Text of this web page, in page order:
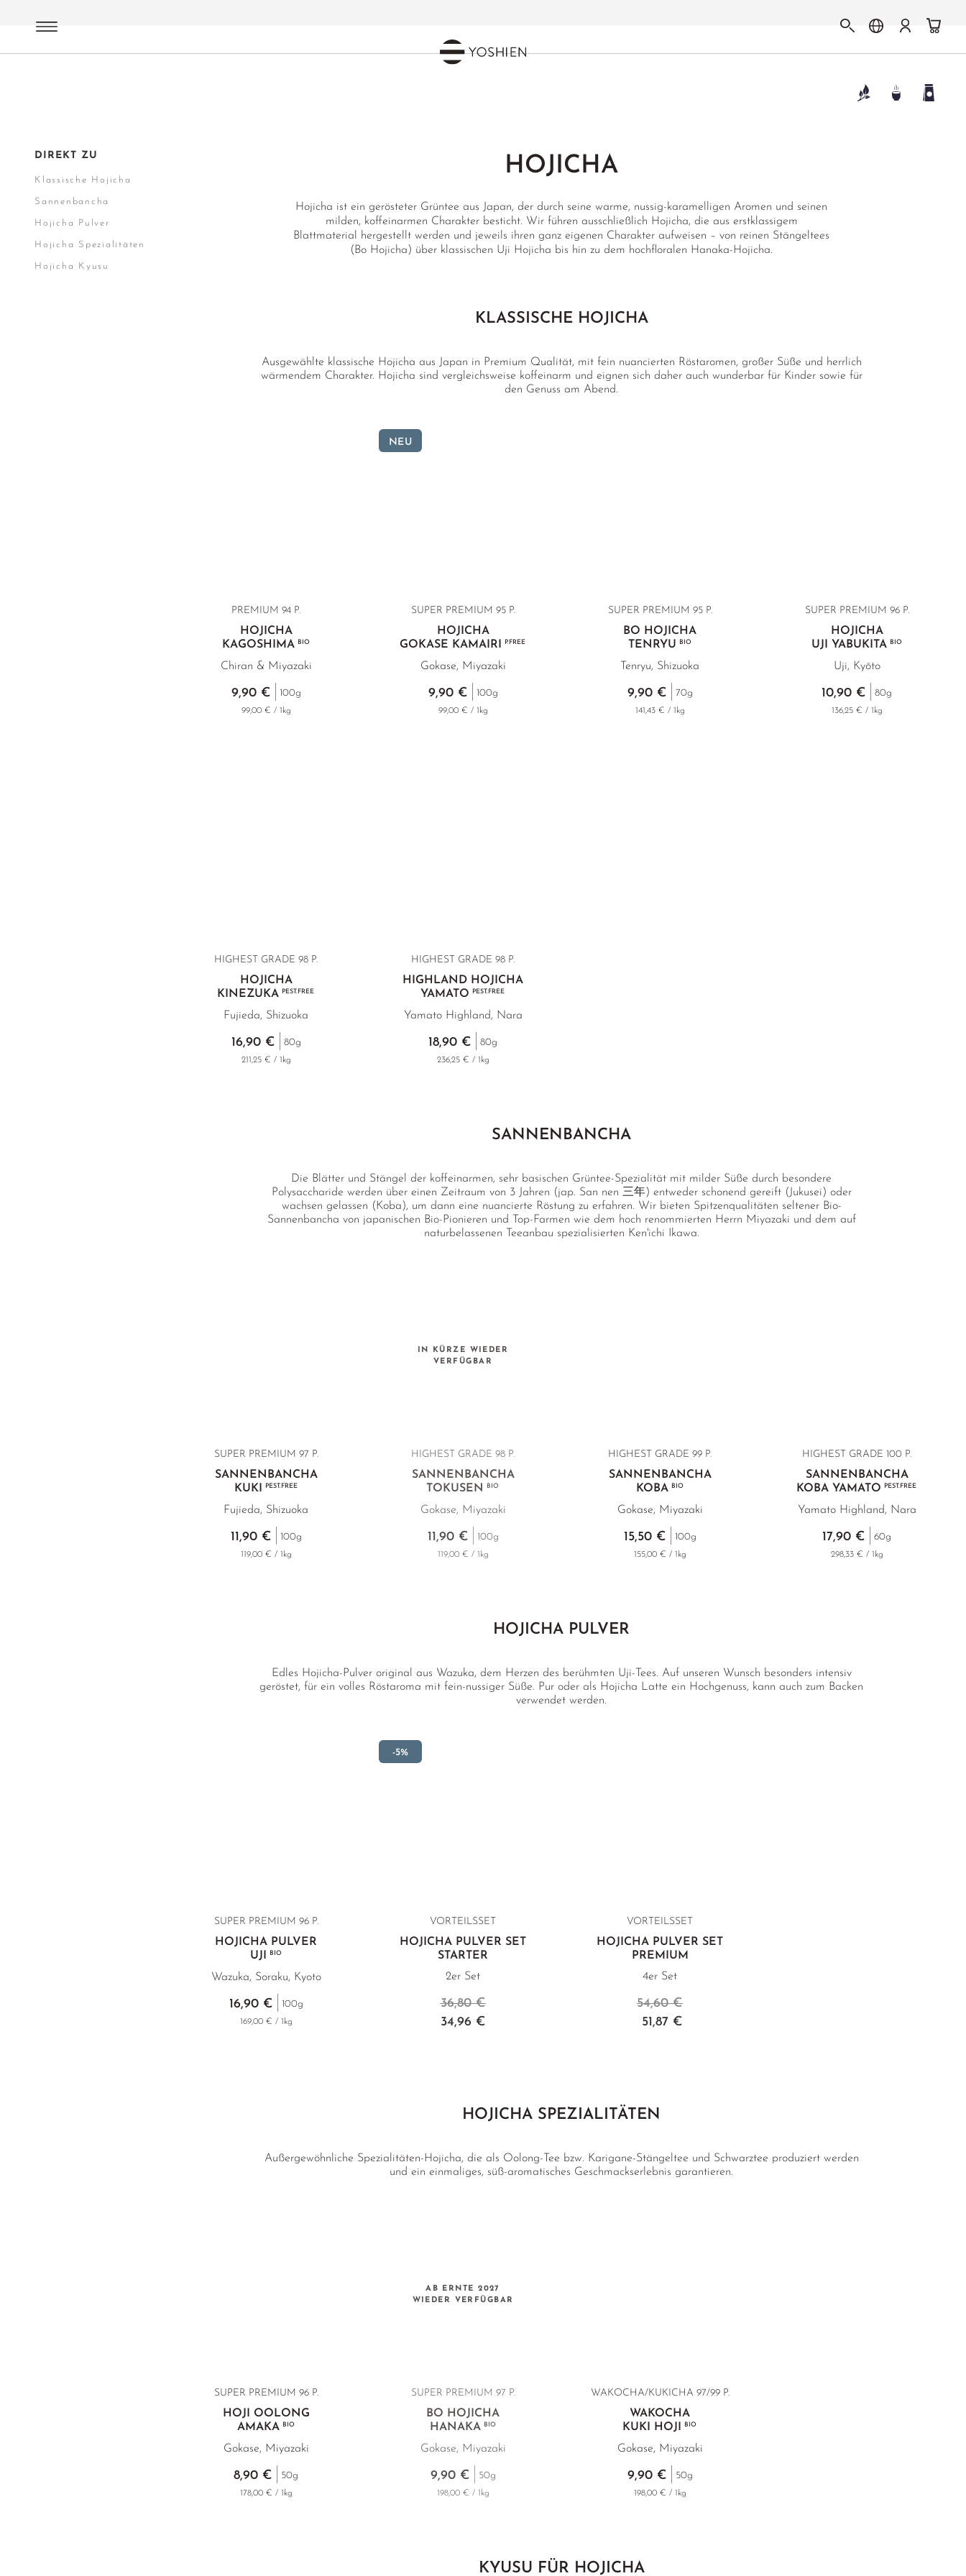
HOJICHA
Hojicha ist ein gerösteter Grüntee aus Japan, der durch seine warme, nussig-karamelligen Aromen und seinen
milden, koffeinarmen Charakter besticht. Wir führen ausschließlich Hojicha, die aus erstklassigem
Blattmaterial hergestellt werden und jeweils ihren ganz eigenen Charakter aufweisen – von reinen Stängeltees
(Bo Hojicha) über klassischen Uji Hojicha bis hin zu dem hochfloralen Hanaka-Hojicha.
KLASSISCHE HOJICHA
Ausgewählte klassische Hojicha aus Japan in Premium Qualität, mit fein nuancierten Röstaromen, großer Süße und herrlich
wärmendem Charakter. Hojicha sind vergleichsweise koffeinarm und eignen sich daher auch wunderbar für Kinder sowie für
den Genuss am Abend.
PREMIUM 94 P.
HOJICHA
KAGOSHIMA BIO
Chiran & Miyazaki
9,90 € 100g
99,00 € / 1kg
NEU
SUPER PREMIUM 95 P.
HOJICHA
GOKASE KAMAIRI
P.FREE
Gokase, Miyazaki
9,90 € 100g
99,00 € / 1kg
SUPER PREMIUM 95 P.
BO HOJICHA
TENRYU
BIO
Tenryu, Shizuoka
9,90 € 70g
141,43 € / 1kg
SUPER PREMIUM 96 P.
HOJICHA
UJI YABUKITA BIO
Uji, Kyōto
10,90 € 80g
136,25 € / 1kg
HIGHEST GRADE 98 P.
HOJICHA
KINEZUKA
PEST.FREE
Fujieda, Shizuoka
16,90 € 80g
211,25 € / 1kg
HIGHEST GRADE 98 P.
HIGHLAND HOJICHA
YAMATO
PEST.FREE
Yamato Highland, Nara
18,90 € 80g
236,25 € / 1kg
SANNENBANCHA
Die Blätter und Stängel der koffeinarmen, sehr basischen Grüntee-Spezialität mit milder Süße durch besondere
Polysaccharide werden über einen Zeitraum von 3 Jahren (jap. San nen 三年) entweder schonend gereift (Jukusei) oder
wachsen gelassen (Koba), um dann eine nuancierte Röstung zu erfahren. Wir bieten Spitzenqualitäten seltener Bio-
Sannenbancha von japanischen Bio-Pionieren und Top-Farmen wie dem hoch renommierten Herrn Miyazaki und dem auf
naturbelassenen Teeanbau spezialisierten Ken'ichi Ikawa.
SUPER PREMIUM 97 P.
SANNENBANCHA
KUKI
PEST.FREE
Fujieda, Shizuoka
11,90 € 100g
119,00 € / 1kg
IN KÜRZE WIEDER
VERFÜGBAR
HIGHEST GRADE 98 P.
SANNENBANCHA
TOKUSEN
BIO
Gokase, Miyazaki
11,90 € 100g
119,00 € / 1kg
HIGHEST GRADE 99 P.
SANNENBANCHA
KOBA BIO
Gokase, Miyazaki
15,50 € 100g
155,00 € / 1kg
HIGHEST GRADE 100 P.
SANNENBANCHA
KOBA YAMATO
PEST.FREE
Yamato Highland, Nara
17,90 € 60g
298,33 € / 1kg
HOJICHA PULVER
Edles Hojicha-Pulver original aus Wazuka, dem Herzen des berühmten Uji-Tees. Auf unseren Wunsch besonders intensiv
geröstet, für ein volles Röstaroma mit fein-nussiger Süße. Pur oder als Hojicha Latte ein Hochgenuss, kann auch zum Backen
verwendet werden.
SUPER PREMIUM 96 P.
HOJICHA PULVER
UJI
BIO
Wazuka, Soraku, Kyoto
16,90 € 100g
169,00 € / 1kg
-5%
VORTEILSSET
HOJICHA PULVER SET
STARTER
2er Set
34,96 €
36,80 €
VORTEILSSET
HOJICHA PULVER SET
PREMIUM
4er Set
51,87 €
54,60 €
HOJICHA SPEZIALITÄTEN
Außergewöhnliche Spezialitäten-Hojicha, die als Oolong-Tee bzw. Karigane-Stängeltee und Schwarztee produziert werden
und ein einmaliges, süß-aromatisches Geschmackserlebnis garantieren.
SUPER PREMIUM 96 P.
HOJI OOLONG
AMAKA BIO
Gokase, Miyazaki
8,90 € 50g
178,00 € / 1kg
AB ERNTE 2027
WIEDER VERFÜGBAR
SUPER PREMIUM 97 P.
BO HOJICHA
HANAKA
BIO
Gokase, Miyazaki
9,90 € 50g
198,00 € / 1kg
WAKOCHA/KUKICHA 97/99 P.
WAKOCHA
KUKI HOJI
BIO
Gokase, Miyazaki
9,90 € 50g
198,00 € / 1kg
KYUSU FÜR HOJICHA
DIREKT ZU
Klassische Hojicha
Sannenbancha
Hojicha Pulver
Hojicha Spezialitäten
Hojicha Kyusu